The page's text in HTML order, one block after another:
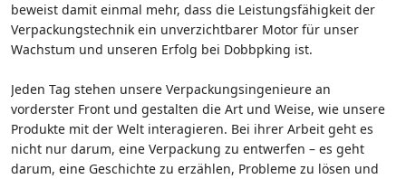
beweist damit einmal mehr, dass die Leistungsfähigkeit der
Verpackungstechnik ein unverzichtbarer Motor für unser
Wachstum und unseren Erfolg bei Dobbpking ist.
Jeden Tag stehen unsere Verpackungsingenieure an
vorderster Front und gestalten die Art und Weise, wie unsere
Produkte mit der Welt interagieren. Bei ihrer Arbeit geht es
nicht nur darum, eine Verpackung zu entwerfen – es geht
darum, eine Geschichte zu erzählen, Probleme zu lösen und